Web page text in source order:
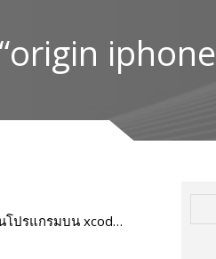
โปรแกรมบน xcod…